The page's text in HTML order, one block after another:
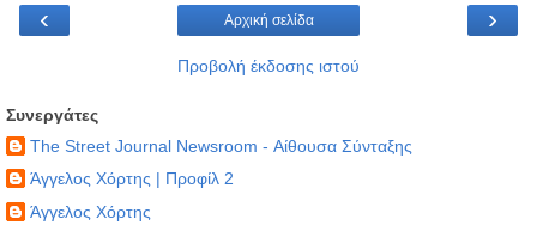
‹ ›
Αρχική σελίδα
Προβολή έκδοσης ιστού
Συνεργάτες
The Street Journal Newsroom - Αίθουσα Σύνταξης
Άγγελος Χόρτης | Προφίλ 2
Άγγελος Χόρτης